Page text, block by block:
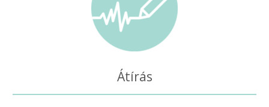
Átírás